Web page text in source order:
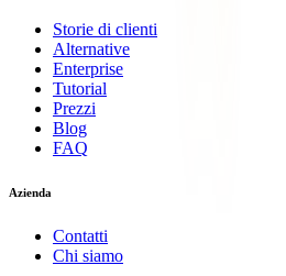
Storie di clienti
Alternative
Enterprise
Tutorial
Prezzi
Blog
FAQ
Azienda
Contatti
Chi siamo